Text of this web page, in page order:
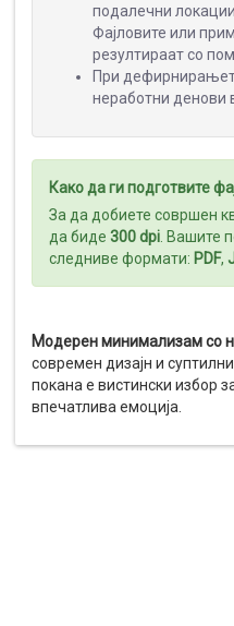
подалечни
Фајловите или
резултираат со
При
неработни денови
Како да ги подготвите
За да добиете совршен
да биде 300 dpi. Вашите
следниве формати: PDF,
Модерен минимализам со
современ дизајн и
покана е вистински избор
впечатлива емоција.